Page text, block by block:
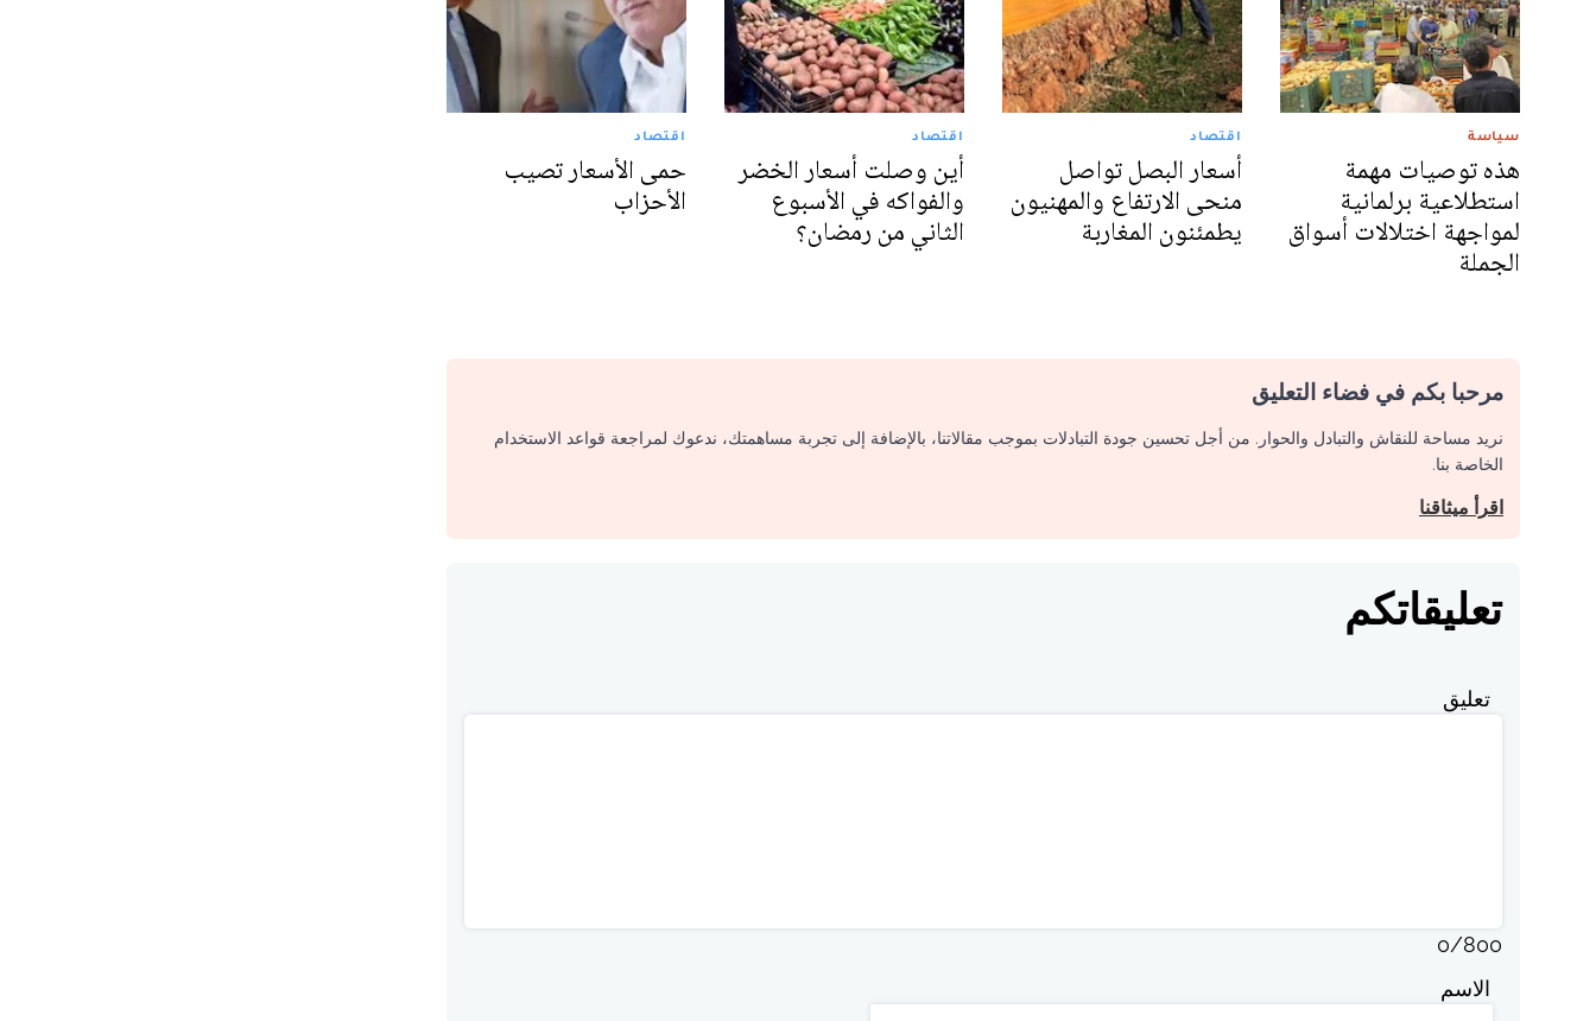
سياسة
هذه توصيات مهمة
استطلاعية برلمانية
لمواجهة اختلالات أسواق
الجملة
اقتصاد
أسعار البصل تواصل
منحى الارتفاع والمهنيون
يطمئنون المغاربة
اقتصاد
أين وصلت أسعار الخضر
والفواكه في الأسبوع
الثاني من رمضان؟
اقتصاد
حمى الأسعار تصيب
الأحزاب
مرحبا بكم في فضاء التعليق
نريد مساحة للنقاش والتبادل والحوار. من أجل تحسين جودة التبادلات بموجب مقالاتنا، بالإضافة إلى تجربة مساهمتك، ندعوك لمراجعة قواعد الاستخدام
الخاصة بنا.
اقرأ ميثاقنا
تعليقاتكم
تعليق
0/800
الاسم